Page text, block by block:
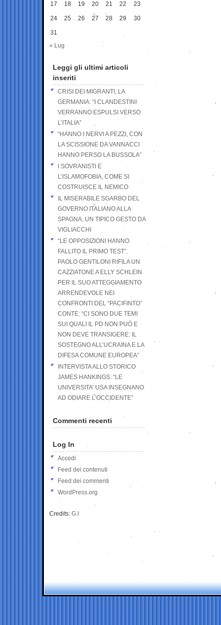
17 18 19 20 21 22 23
24 25 26 27 28 29 30
31
« Lug
Leggi gli ultimi articoli
inseriti
CRISI DEI MIGRANTI, LA
GERMANIA: “I CLANDESTINI
VERRANNO ESPULSI VERSO
L’ITALIA”
“HANNO I NERVI A PEZZI, CON
LA SCISSIONE DA VANNACCI
HANNO PERSO LA BUSSOLA”
I SOVRANISTI E
L’ISLAMOFOBIA, COME SI
COSTRUISCE IL NEMICO
IL MISERABILE SGARBO DEL
GOVERNO ITALIANO ALLA
SPAGNA, UN TIPICO GESTO DA
VIGLIACCHI
“LE OPPOSIZIONI HANNO
FALLITO IL PRIMO TEST”.
PAOLO GENTILONI RIFILA UN
CAZZIATONE A ELLY SCHLEIN
PER IL SUO ATTEGGIAMENTO
ARRENDEVOLE NEI
CONFRONTI DEL “PACIFINTO”
CONTE: “CI SONO DUE TEMI
SUI QUALI IL PD NON PUÒ E
NON DEVE TRANSIGERE: IL
SOSTEGNO ALL’UCRAINA E LA
DIFESA COMUNE EUROPEA”
INTERVISTA ALLO STORICO
JAMES HANKINGS: “LE
UNIVERSITA’ USA INSEGNANO
AD ODIARE L’OCCIDENTE”
Commenti recenti
Log In
Accedi
Feed dei contenuti
Feed dei commenti
WordPress.org
Credits: G.I